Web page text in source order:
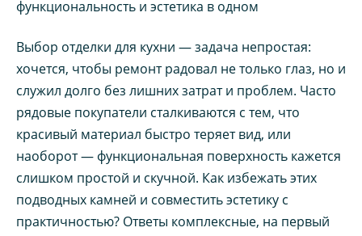
Выбор отделки для кухни — задача непростая:
хочется, чтобы ремонт радовал не только глаз, но и
служил долго без лишних затрат и проблем. Часто
рядовые покупатели сталкиваются с тем, что
красивый материал быстро теряет вид, или
наоборот — функциональная поверхность кажется
слишком простой и скучной. Как избежать этих
подводных камней и совместить эстетику с
практичностью? Ответы комплексные, на первый